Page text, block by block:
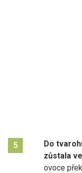
5 Do
zůstala
ovoce